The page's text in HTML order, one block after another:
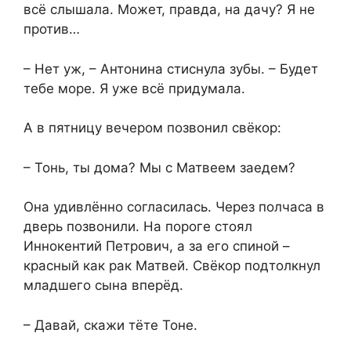
всё слышала. Может, правда, на дачу? Я не
против…
– Нет уж, – Антонина стиснула зубы. – Будет
тебе море. Я уже всё придумала.
А в пятницу вечером позвонил свёкор:
– Тонь, ты дома? Мы с Матвеем заедем?
Она удивлённо согласилась. Через полчаса в
дверь позвонили. На пороге стоял
Иннокентий Петрович, а за его спиной –
красный как рак Матвей. Свёкор подтолкнул
младшего сына вперёд.
– Давай, скажи тёте Тоне.